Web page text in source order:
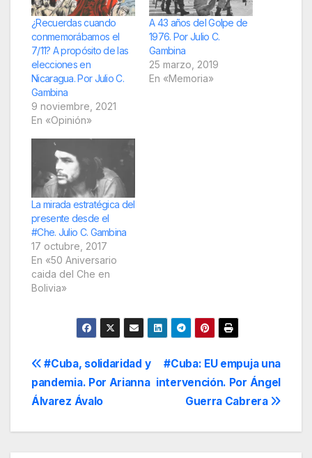
¿Recuerdas cuando
conmemorábamos el
7/11? A propósito de las
elecciones en
Nicaragua. Por Julio C.
Gambina
9 noviembre, 2021
En «Opinión»
A 43 años del Golpe de
1976. Por Julio C.
Gambina
25 marzo, 2019
En «Memoria»
La mirada estratégica del
presente desde el
#Che. Julio C. Gambina
17 octubre, 2017
En «50 Aniversario
caida del Che en
Bolivia»
Navegación
de
entradas
#Cuba: EU empuja una
intervención. Por Ángel
Guerra Cabrera
#Cuba, solidaridad y
pandemia. Por Arianna
Álvarez Ávalo